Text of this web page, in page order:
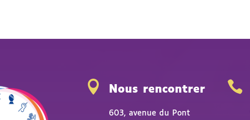
 Nous rencontrer
603, avenue du Pont
